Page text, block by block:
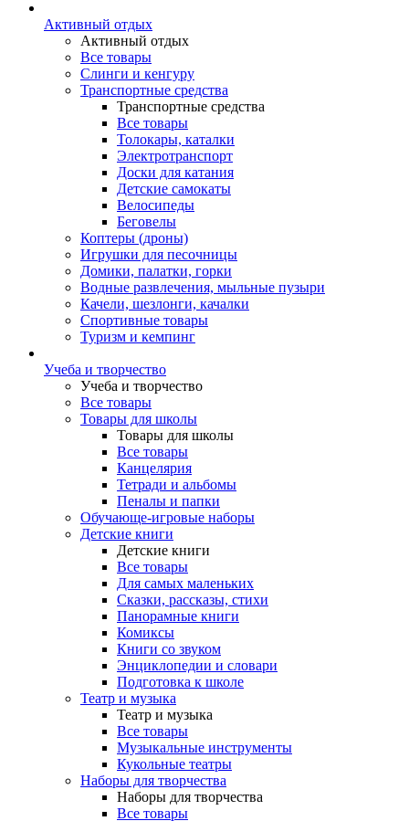
Активный отдых
Активный отдых
Все товары
Слинги и кенгуру
Транспортные средства
Транспортные средства
Все товары
Толокары, каталки
Электротранспорт
Доски для катания
Детские самокаты
Велосипеды
Беговелы
Коптеры (дроны)
Игрушки для песочницы
Домики, палатки, горки
Водные развлечения, мыльные пузыри
Качели, шезлонги, качалки
Спортивные товары
Туризм и кемпинг
Учеба и творчество
Учеба и творчество
Все товары
Товары для школы
Товары для школы
Все товары
Канцелярия
Тетради и альбомы
Пеналы и папки
Обучающе-игровые наборы
Детские книги
Детские книги
Все товары
Для самых маленьких
Сказки, рассказы, стихи
Панорамные книги
Комиксы
Книги со звуком
Энциклопедии и словари
Подготовка к школе
Театр и музыка
Театр и музыка
Все товары
Музыкальные инструменты
Кукольные театры
Наборы для творчества
Наборы для творчества
Все товары